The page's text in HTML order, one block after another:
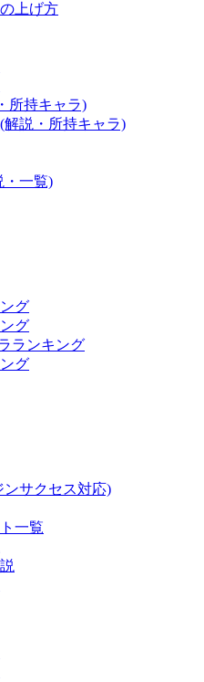
上げ方
所持キャラ)
説・所持キャラ)
・一覧)
グ
グ
ランキング
グ
ンサクセス対応)
一覧